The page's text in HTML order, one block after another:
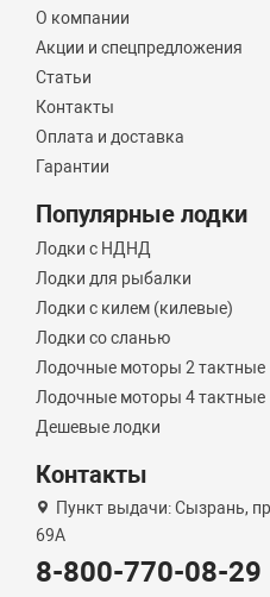
О компании
Акции и спецпредложения
Статьи
Контакты
Оплата и доставка
Гарантии
Популярные лодки
Лодки с НДНД
Лодки для рыбалки
Лодки с килем (килевые)
Лодки со сланью
Лодочные моторы 2 тактные
Лодочные моторы 4 тактные
Дешевые лодки
Контакты
Пункт выдачи: Сызрань,
69А
8-800-770-08-29